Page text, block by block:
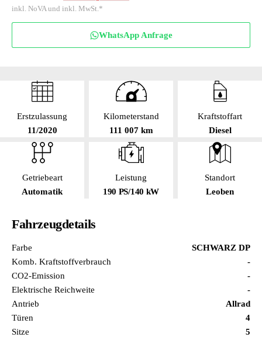
inkl. NoVA und inkl. MwSt.*
WhatsApp Anfrage
Erstzulassung
11/2020
Kilometerstand
111 007 km
Kraftstoffart
Diesel
Getriebeart
Automatik
Leistung
190 PS/140 kW
Standort
Leoben
Fahrzeugdetails
Farbe
SCHWARZ DP
Komb. Kraftstoffverbrauch
-
CO2-Emission
-
Elektrische Reichweite
-
Antrieb
Allrad
Türen
4
Sitze
5